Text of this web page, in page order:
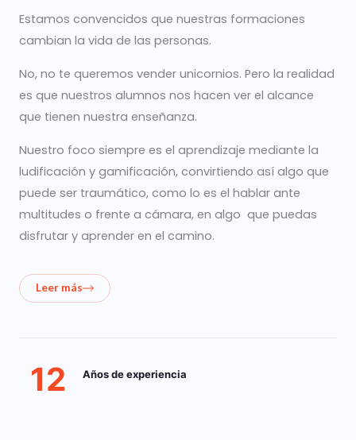
Estamos convencidos que nuestras formaciones
cambian la vida de las personas.
No, no te queremos vender unicornios. Pero la realidad
es que nuestros alumnos nos hacen ver el alcance
que tienen nuestra enseñanza.
Nuestro foco siempre es el aprendizaje mediante la
ludificación y gamificación, convirtiendo así algo que
puede ser traumático, como lo es el hablar ante
multitudes o frente a cámara, en algo que puedas
disfrutar y aprender en el camino.
Leer más
12 Años de experiencia